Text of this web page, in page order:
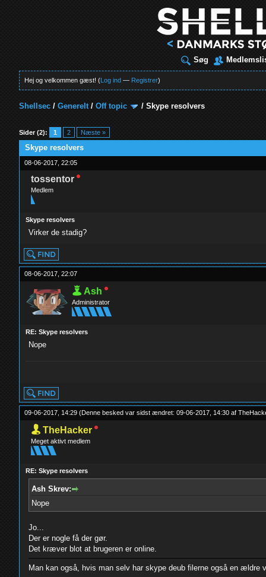
Søg
Hej og velkommen gæst! (Log ind — Registrer)
Shellsec /Generelt/Off topic /Skype resolvers
Sider (2): 1 2 Næste »
Skype resolvers
08-06-2017, 22:05
tossentor
Medlem
Skype resolvers
Virker de stadig?
08-06-2017, 22:07
Ash
Administrator
RE: Skype resolvers
Nope
09-06-2017, 14:29(Denne besked var sidst ændret: 09-06-2017, 14:30 af
TheHacker
Meget aktivt medlem
RE: Skype resolvers
Ash Skrev:
Nope
Jo...
Der er nogle få der gør.
Det kræver blot at brugeren er online.
Man kan også, hvis man selv har skype deub filerne også en ældre